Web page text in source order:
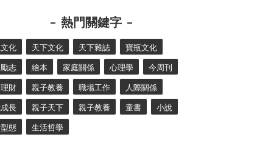
熱門關鍵字
化 天下文化 天下雜誌 寶瓶文化
志 繪本 家庭關係 心理學 今周刊
財 親子教養 職場工作 人際關係
長 親子天下 親子教養 童書 小說
態 生活哲學